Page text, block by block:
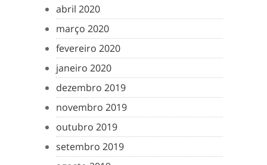
abril 2020
março 2020
fevereiro 2020
janeiro 2020
dezembro 2019
novembro 2019
outubro 2019
setembro 2019